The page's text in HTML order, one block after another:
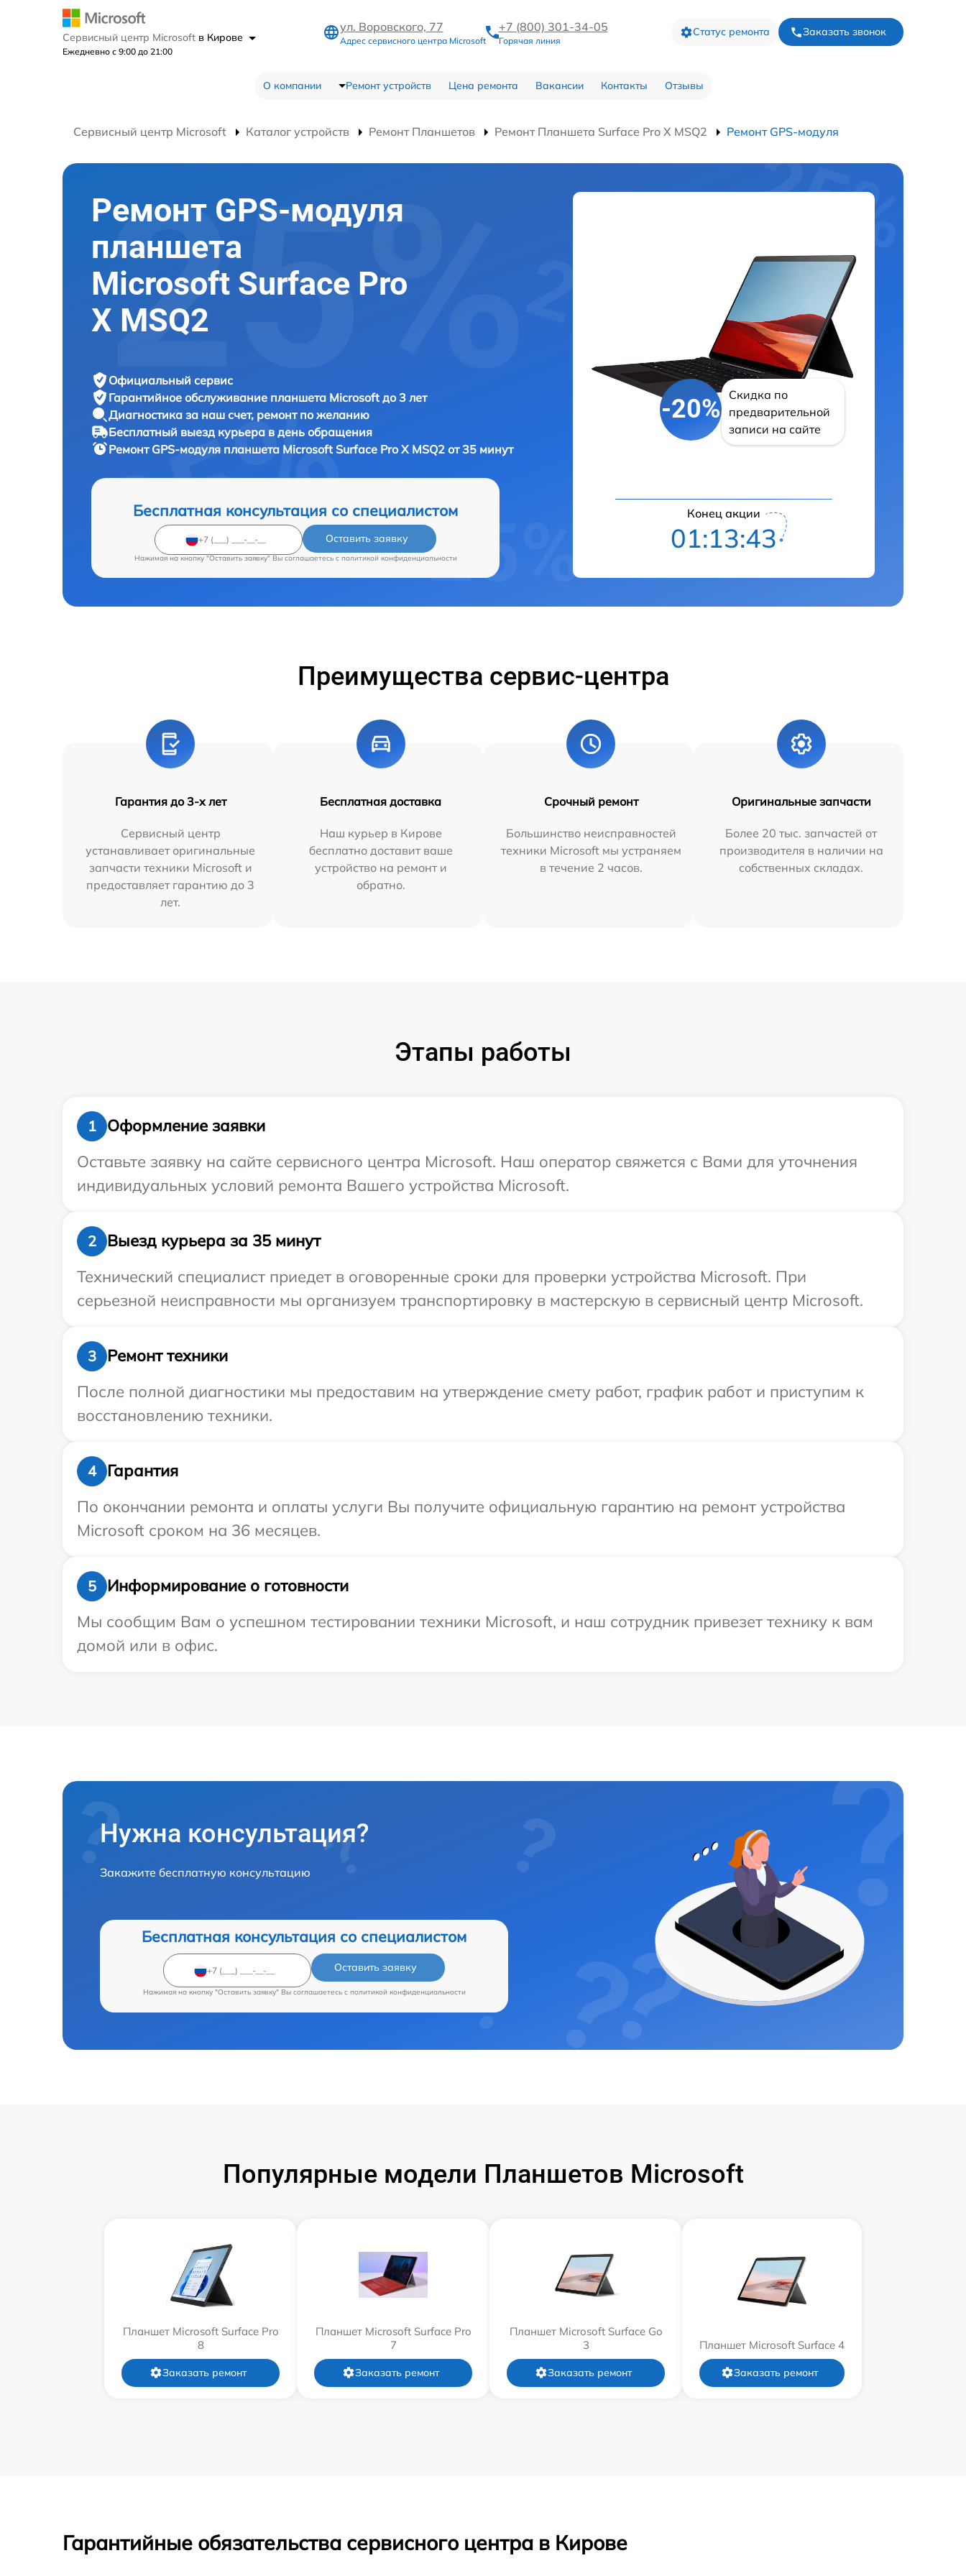
Сервисный центр Microsoft в Кирове
Ежедневно с 9:00 до 21:00
ул. Воровского, 77
Адрес сервисного центра Microsoft
+7 (800) 301-34-05
Горячая линия
Статус ремонта Заказать звонок
О компании Ремонт устройств Цена ремонта Вакансии Контакты Отзывы
Сервисный центр Microsoft Каталог устройств Ремонт Планшетов Ремонт Планшета Surface Pro X MSQ2 Ремонт GPS-модуля
Ремонт GPS-модуля
планшета
Microsoft Surface Pro
X MSQ2
Официальный сервис
Гарантийное обслуживание планшета Microsoft до 3 лет
Диагностика за наш счет, ремонт по желанию
Бесплатный выезд курьера в день обращения
Ремонт GPS-модуля планшета Microsoft Surface Pro X MSQ2 от 35 минут
Бесплатная консультация со специалистом
Оставить заявку
Нажимая на кнопку "Оставить заявку" Вы соглашаетесь c политикой конфиденциальности
-20%
Скидка по
предварительной
записи на сайте
Конец акции
01:13:42
Преимущества сервис-центра
Гарантия до 3-х лет
Сервисный центр
устанавливает оригинальные
запчасти техники Microsoft и
предоставляет гарантию до 3
лет.
Бесплатная доставка
Наш курьер в Кирове
бесплатно доставит ваше
устройство на ремонт и
обратно.
Срочный ремонт
Большинство неисправностей
техники Microsoft мы устраняем
в течение 2 часов.
Оригинальные запчасти
Более 20 тыс. запчастей от
производителя в наличии на
собственных складах.
Этапы работы
1
Оформление заявки
Оставьте заявку на сайте сервисного центра Microsoft. Наш оператор свяжется с Вами для уточнения
индивидуальных условий ремонта Вашего устройства Microsoft.
2
Выезд курьера за 35 минут
Технический специалист приедет в оговоренные сроки для проверки устройства Microsoft. При
серьезной неисправности мы организуем транспортировку в мастерскую в сервисный центр Microsoft.
3
Ремонт техники
После полной диагностики мы предоставим на утверждение смету работ, график работ и приступим к
восстановлению техники.
4
Гарантия
По окончании ремонта и оплаты услуги Вы получите официальную гарантию на ремонт устройства
Microsoft сроком на 36 месяцев.
5
Информирование о готовности
Мы сообщим Вам о успешном тестировании техники Microsoft, и наш сотрудник привезет технику к вам
домой или в офис.
Нужна консультация?
Закажите бесплатную консультацию
Бесплатная консультация со специалистом
Оставить заявку
Нажимая на кнопку "Оставить заявку" Вы соглашаетесь c политикой конфиденциальности
Популярные модели Планшетов Microsoft
Планшет Microsoft Surface Pro
8
Заказать ремонт
Планшет Microsoft Surface Pro
7
Заказать ремонт
Планшет Microsoft Surface Go
3
Заказать ремонт
Планшет Microsoft Surface 4
Заказать ремонт
Гарантийные обязательства сервисного центра в Кирове